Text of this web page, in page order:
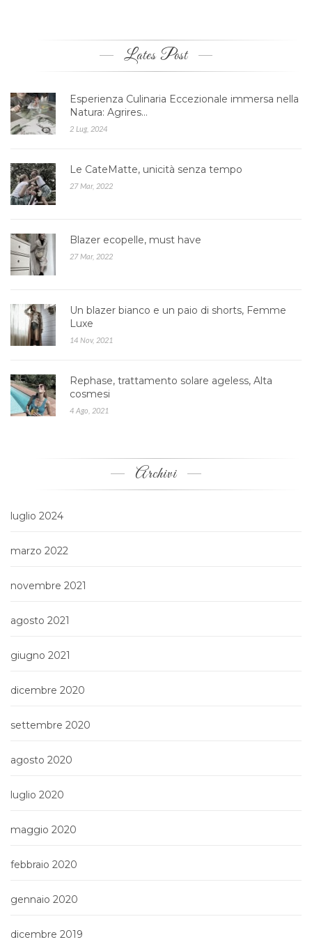
Lates Post
Esperienza Culinaria Eccezionale immersa nella
Natura: Agrires…
2 Lug, 2024
Le CateMatte, unicità senza tempo
27 Mar, 2022
Blazer ecopelle, must have
27 Mar, 2022
Un blazer bianco e un paio di shorts, Femme
Luxe
14 Nov, 2021
Rephase, trattamento solare ageless, Alta
cosmesi
4 Ago, 2021
Archivi
luglio 2024
marzo 2022
novembre 2021
agosto 2021
giugno 2021
dicembre 2020
settembre 2020
agosto 2020
luglio 2020
maggio 2020
febbraio 2020
gennaio 2020
dicembre 2019